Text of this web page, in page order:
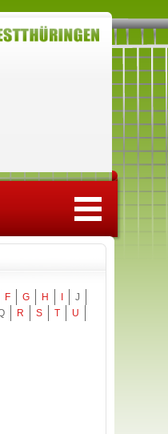
F G H
J
R S T
U